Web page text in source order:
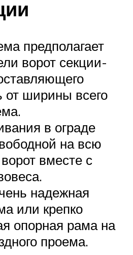
предполагает
ворот секции-
от ширины всего
в ограде
на всю
вместе с
надежная
или крепко
опорная рама на
проема.